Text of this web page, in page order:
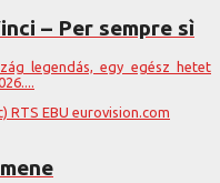
– Per sempre sì
legendás, egy egész hetet